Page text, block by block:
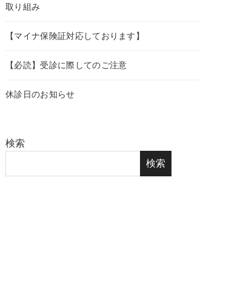
取り組み
【マイナ保険証対応しております】
【必読】受診に際してのご注意
休診日のお知らせ
検索
検索